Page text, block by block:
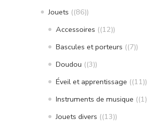
Jouets (86)
Accessoires (12)
Bascules et porteurs (7)
Doudou (3)
Éveil et apprentissage (11)
Instruments de musique (1)
Jouets divers (13)